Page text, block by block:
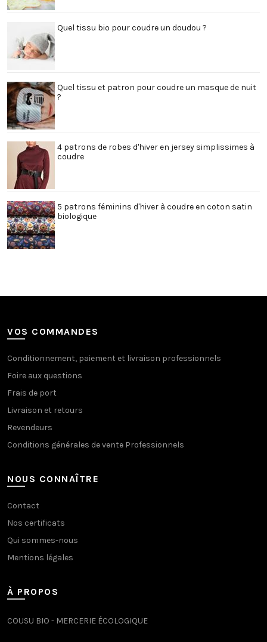
Quel tissu bio pour coudre un doudou ?
Quel tissu et patron pour coudre un masque de nuit
?
4 patrons de robes d'hiver en jersey simplissimes à
coudre
5 patrons féminins d'hiver à coudre en coton satin
biologique
VOS COMMANDES
Conditionnement, paiement et livraison professionnels
Foire aux questions
Frais de port
Livraison et retours
Revendeurs
Conditions générales de vente Professionnels
NOUS CONNAÎTRE
Contact
Nos certificats
Qui sommes-nous
Mentions légales
À PROPOS
COUSU BIO - MERCERIE ÉCOLOGIQUE